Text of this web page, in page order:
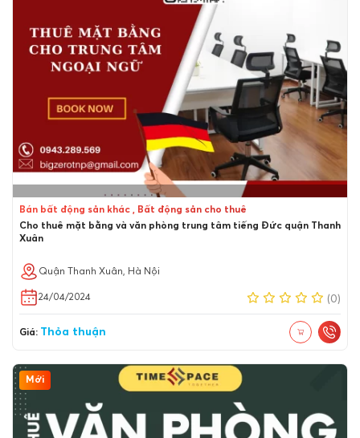
Bán bất động sản khác , Bất động sản cho thuê
Cho thuê mặt bằng và văn phòng trung tâm tiếng Đức quận Thanh
Xuân
Quận Thanh Xuân, Hà Nội
24/04/2024 (0)
Giá: Thỏa thuận
Mới